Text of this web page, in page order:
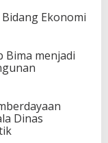
Bidang Ekonomi
Bima menjadi
Dinas